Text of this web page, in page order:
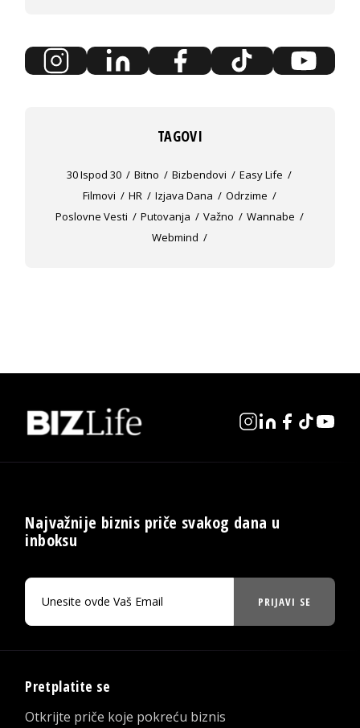
TAGOVI
30 Ispod 30 Bitno Bizbendovi
Easy Life
Filmovi
HR Izjava Dana
Odrzime
Poslovne Vesti
Putovanja Važno
Wannabe
Webmind
Najvažnije biznis priče svakog dana u
inboksu
PRIJAVI SE
Pretplatite se
Otkrijte priče koje pokreću biznis